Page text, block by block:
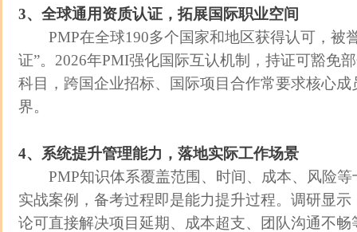
3、全球通用资质认证，拓展国际职业空间
PMP在全球190多个国家和地区获得认可，被
证”。2026年PMI强化国际互认机制，持证可豁免
科目，跨国企业招标、国际项目合作常要求核心
界。
4、系统提升管理能力，落地实际工作场景
PMP知识体系覆盖范围、时间、成本、风险等
实战案例，备考过程即是能力提升过程。调研显
论可直接解决项目延期、成本超支、团队沟通不